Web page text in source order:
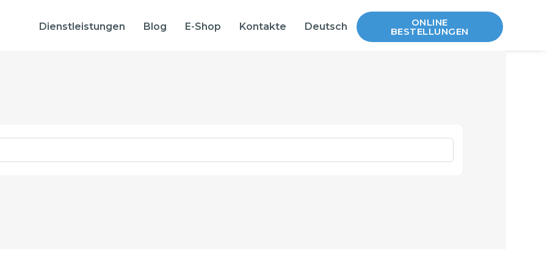
Dienstleistungen Blog E-Shop Kontakte Deutsch ONLINE
BESTELLUNGEN